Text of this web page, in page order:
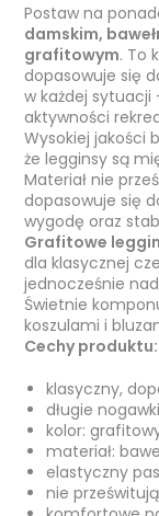
Postaw na
damskim,
grafitowym. To
dopasowuje się
w każdej
aktywności
Wysokiej jakości
że legginsy są
Materiał nie
dopasowuje się
wygodę oraz
Grafitowe
dla klasycznej
jednocześnie
Świetnie
koszulami i
Cechy produktu:
klasyczny,
długie nogawki
kolor:
materiał:
elastyczny
nie prześwitują